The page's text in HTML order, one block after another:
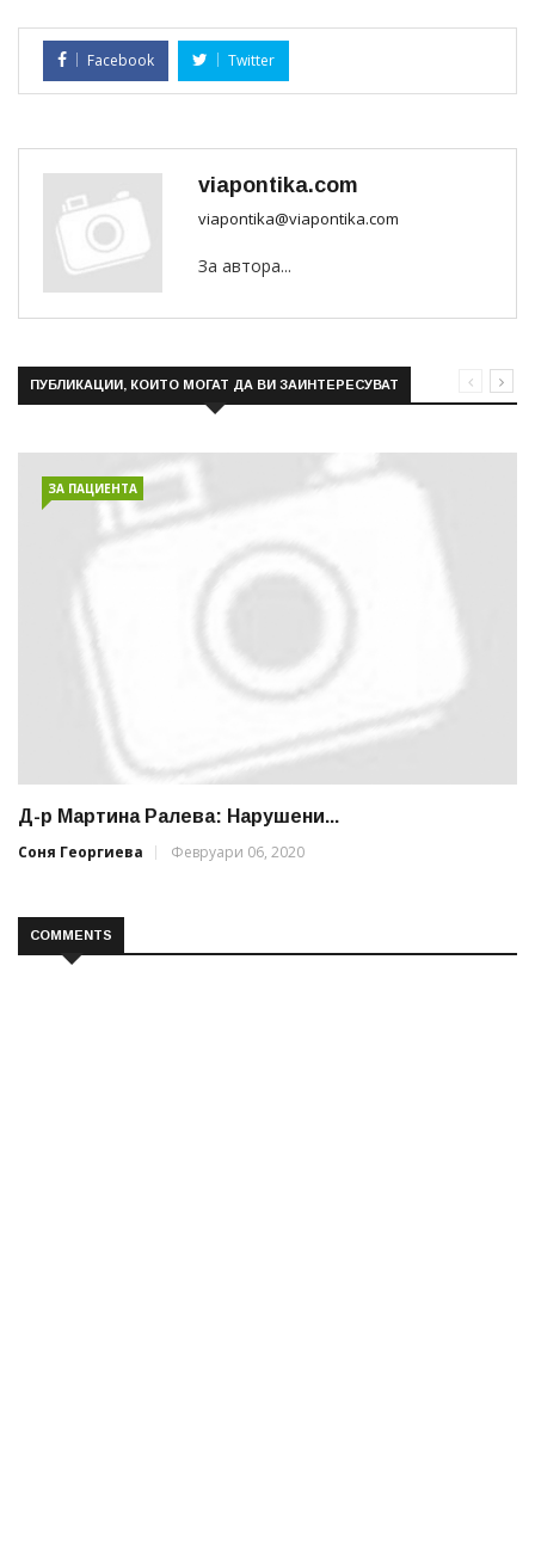
Facebook Twitter
viapontika.com
viapontika@viapontika.com
За автора...
ПУБЛИКАЦИИ, КОИТО МОГАТ ДА ВИ ЗАИНТЕРЕСУВАТ
ЗА ПАЦИЕНТА
Д-р Мартина Ралева: Нарушени...
Соня Георгиева
Февруари 06, 2020
COMMENTS